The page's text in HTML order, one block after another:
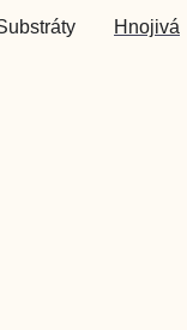
Hnojivá